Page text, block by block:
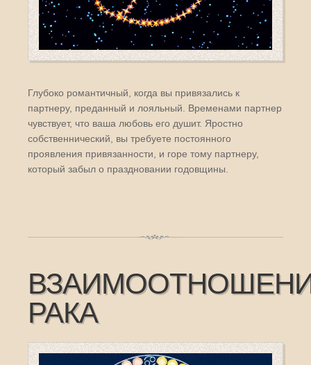
Глубоко романтичный, когда вы привязались к
партнеру, преданный и лояльный. Временами партнер
чувствует, что ваша любовь его душит. Яростно
собственнический, вы требуете постоянного
проявления привязанности, и горе тому партнеру,
который забыл о праздновании годовщины.
РАКА